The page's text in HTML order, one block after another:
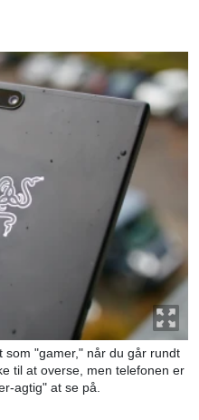
som "gamer," når du går rundt
til at overse, men telefonen er
agtig" at se på.